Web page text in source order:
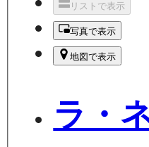
リストで表示
写真で表示
地図で表示
ラ・